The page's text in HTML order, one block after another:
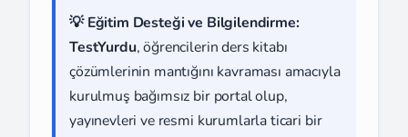
💡 Eğitim Desteği ve Bilgilendirme:
TestYurdu, öğrencilerin ders kitabı
çözümlerinin mantığını kavraması amacıyla
kurulmuş bağımsız bir portal olup,
yayınevleri ve resmi kurumlarla ticari bir